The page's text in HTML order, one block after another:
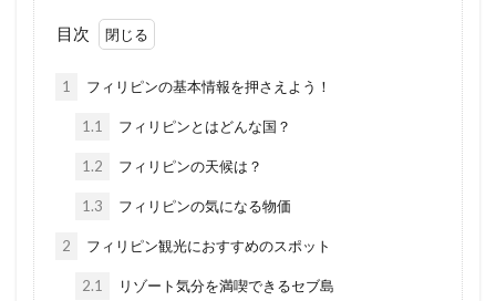
目次
1 フィリピンの基本情報を押さえよう！
1.1 フィリピンとはどんな国？
1.2 フィリピンの天候は？
1.3 フィリピンの気になる物価
2 フィリピン観光におすすめのスポット
2.1 リゾート気分を満喫できるセブ島